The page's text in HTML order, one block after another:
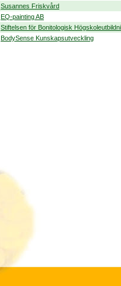
Susannes Friskvård
EQ-painting AB
Stiftelsen för Bonitologisk
BodySense Kunskapsutveckling